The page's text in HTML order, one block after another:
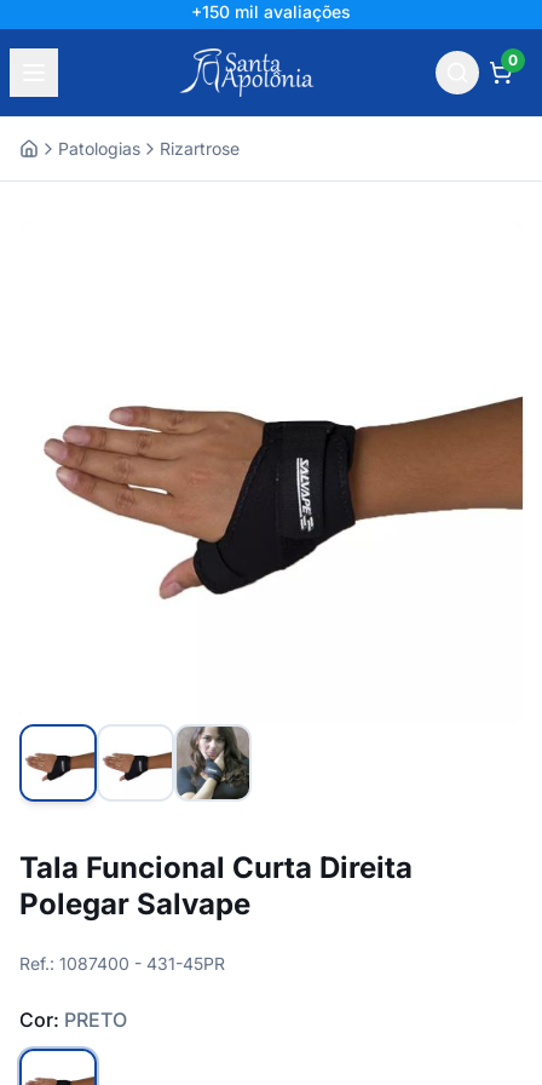
+150 mil avaliações
0
Patologias Rizartrose
Tala Funcional Curta Direita
Polegar Salvape
Ref.: 1087400 - 431-45PR
Cor: PRETO